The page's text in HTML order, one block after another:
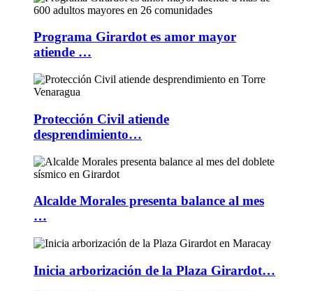
Programa Girardot es amor mayor
atiende …
Protección Civil atiende
desprendimiento…
Alcalde Morales presenta balance al mes
…
Inicia arborización de la Plaza Girardot…